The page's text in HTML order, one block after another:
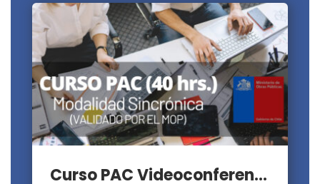
Curso PAC Videoconferencia